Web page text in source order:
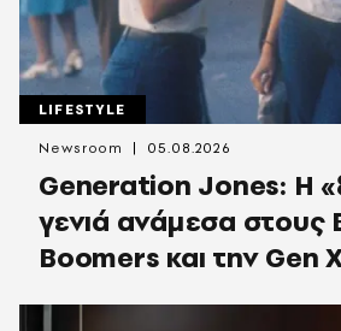
LIFESTYLE
Generation Jones: Η
γενιά ανάμεσα στους
Boomers και την Gen
Newsroom 05.08.2026